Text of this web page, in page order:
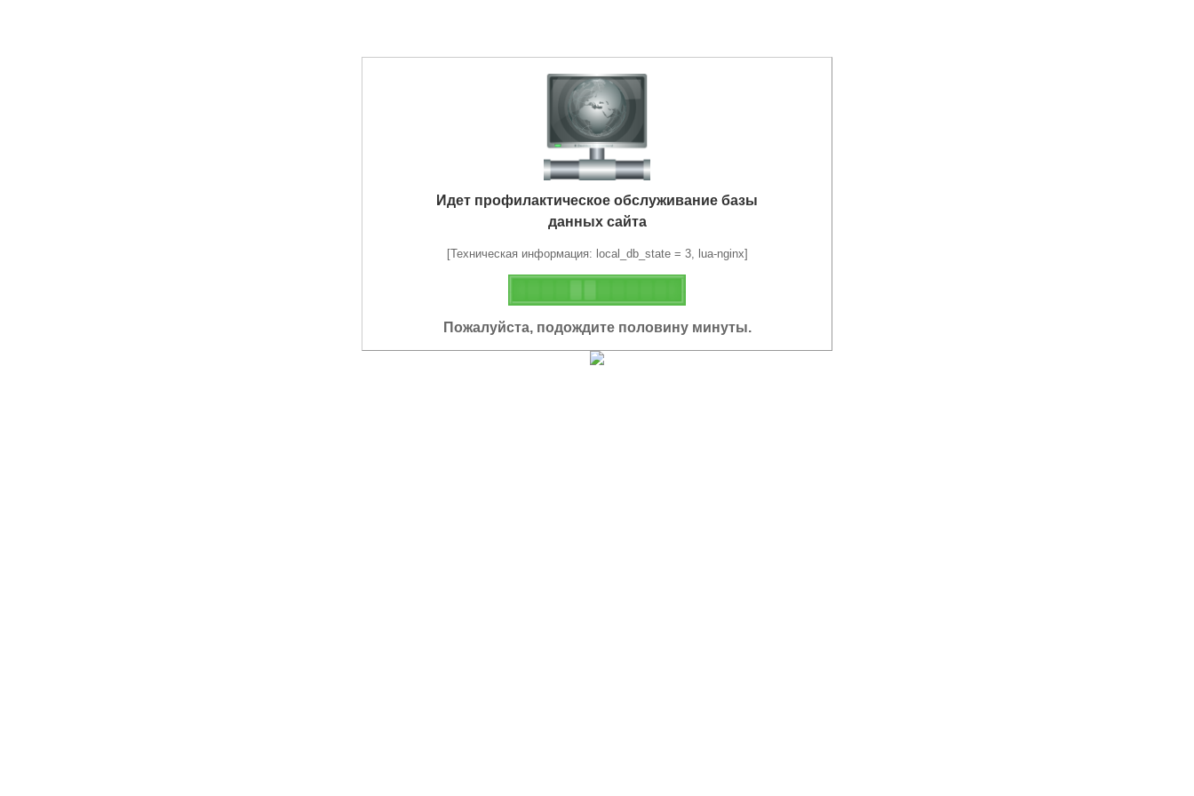
Идет профилактическое обслуживание базы
данных сайта
[Техническая информация: local_db_state = 3, lua-nginx]
Пожалуйста, подождите половину минуты.